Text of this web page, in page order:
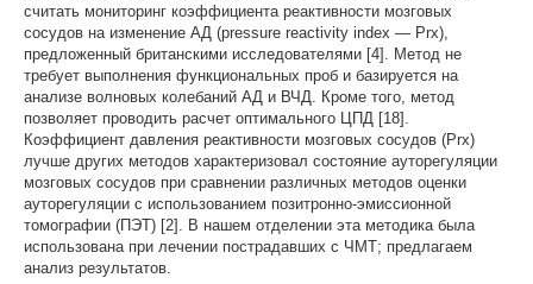
считать мониторинг коэффициента реактивности мозговых
сосудов на изменение АД (pressure reactivity index — Prx),
предложенный британскими исследователями [4]. Метод не
требует выполнения функциональных проб и базируется на
анализе волновых колебаний АД и ВЧД. Кроме того, метод
позволяет проводить расчет оптимального ЦПД [18].
Коэффициент давления реактивности мозговых сосудов (Prx)
лучше других методов характеризовал состояние ауторегуляции
мозговых сосудов при сравнении различных методов оценки
ауторегуляции с использованием позитронно-эмиссионной
томографии (ПЭТ) [2]. В нашем отделении эта методика была
использована при лечении пострадавших с ЧМТ; предлагаем
анализ результатов.